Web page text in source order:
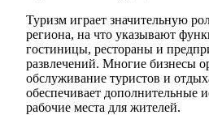
Туризм играет значительную
региона, на что указывают
гостиницы, рестораны и
развлечений. Многие бизнесы
обслуживание туристов и
обеспечивает дополнительные
рабочие места для жителей.